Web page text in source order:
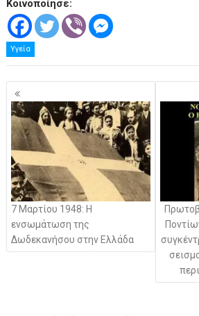
Κοινοποίησε:
Υγεία
Πλοήγηση
άρθρων
7 Μαρτίου 1948: Η
ενσωμάτωση της
Δωδεκανήσου στην Ελλάδα